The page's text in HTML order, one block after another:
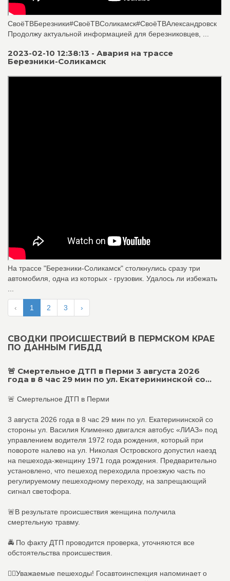
СвоёТВБерезники#СвоёТВСоликамск#СвоёТВАлександровск
Продолжу актуальной информацией для березниковцев, ...
2023-02-10 12:38:13 - Авария на трассе
Березники-Соликамск
На трассе "Березники-Соликамск" столкнулись сразу три
автомобиля, одна из которых - грузовик. Удалось ли избежать
‹ 1 2 3 ›
СВОДКИ ПРОИСШЕСТВИЙ В ПЕРМСКОМ КРАЕ
ПО ДАННЫМ ГИБДД
🚨 Смертельное ДТП в Перми 3 августа 2026
года в 8 час 29 мин по ул. Екатерининской со...
🚨 Смертельное ДТП в Перми
3 августа 2026 года в 8 час 29 мин по ул. Екатерининской со
стороны ул. Василия Клименко двигался автобус «ЛИАЗ» под
управлением водителя 1972 года рождения, который при
повороте налево на ул. Николая Островского допустил наезд
на пешехода-женщину 1971 года рождения. Предварительно
установлено, что пешеход переходила проезжую часть по
регулируемому пешеходному переходу, на запрещающий
сигнал светофора.
🚨В результате происшествия женщина получила
смертельную травму.
🚔 По факту ДТП проводится проверка, уточняются все
обстоятельства происшествия.
👮‍♀️Уважаемые пешеходы! Госавтоинспекция напоминает о